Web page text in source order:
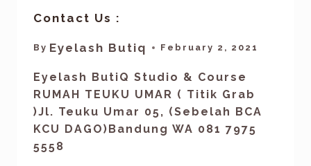
Contact Us :
By Eyelash Butiq February 2, 2021
Eyelash ButiQ Studio & Course
RUMAH TEUKU UMAR ( Titik Grab
)Jl. Teuku Umar 05, (Sebelah BCA
KCU DAGO)Bandung WA 081 7975
5558